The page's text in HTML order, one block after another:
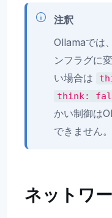
注釈
Ollamaでは
ンフラグに
い場合は
think:
かい制御は
できません。
ネットワ